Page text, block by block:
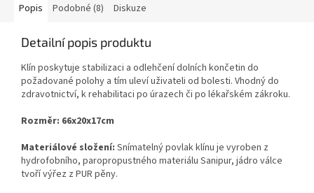
Popis Podobné (8) Diskuze
Detailní popis produktu
Klín poskytuje stabilizaci a odlehčení dolních končetin do
požadované polohy a tím uleví uživateli od bolesti. Vhodný do
zdravotnictví, k rehabilitaci po úrazech či po lékařském zákroku.
Rozměr: 66x20x17cm
Materiálové složení: Snímatelný povlak klínu je vyroben z
hydrofobního, paropropustného materiálu Sanipur, jádro válce
tvoří výřez z PUR pěny.